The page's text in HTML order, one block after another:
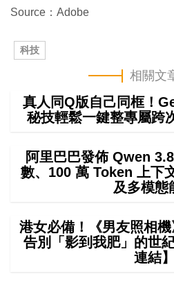
Source：Adobe
科技
相關文
真人同Q版自己同框！
秘技輕鬆一鍵整專屬跨
阿里巴巴發佈 Qwen
數、100 萬 Token 上
及多模態
港女必備！《男友照相
告別「影到我肥」的世
連結】